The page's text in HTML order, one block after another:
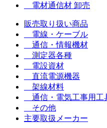
電材通信材 卸売
販売取り扱い商品
電線・ケーブル
通信・情報機材
測定器各種
電設資材
直流電源機器
架線材料
通信・電気工事用工
その他
主要取扱メーカー